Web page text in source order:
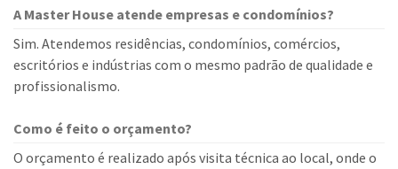
A Master House atende empresas e condomínios?
Sim. Atendemos residências, condomínios, comércios,
escritórios e indústrias com o mesmo padrão de qualidade e
profissionalismo.
Como é feito o orçamento?
O orçamento é realizado após visita técnica ao local, onde o